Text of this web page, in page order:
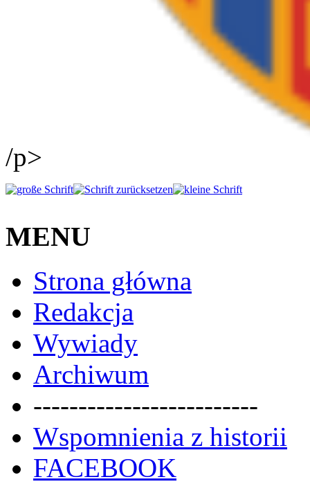
/p>
MENU
Strona główna
Redakcja
Wywiady
Archiwum
-------------------------
Wspomnienia z historii
FACEBOOK